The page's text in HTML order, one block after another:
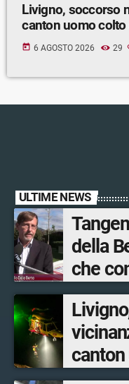
Livigno, soccorso
canton uomo colto
today 6 AGOSTO 2026 29
ULTIME NEWS
della
che
con la